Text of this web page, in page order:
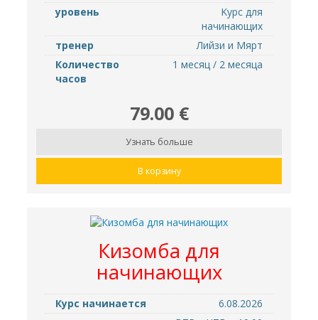
уровень
Kурс для
начинающих
тренер
Лийзи и Мярт
Количество
часов
1 месяц / 2 месяца
79.00 €
Узнать больше
В корзину
Кизомба для
начинающих
Курс начинается
6.08.2026